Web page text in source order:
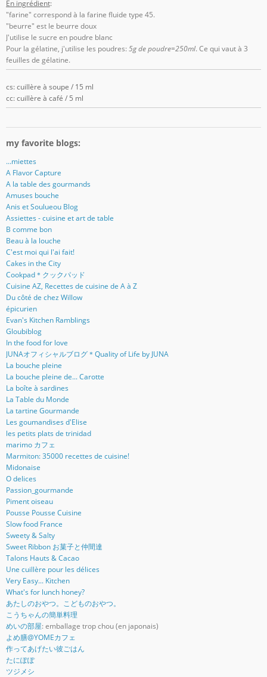
En ingrédient:
"farine" correspond à la farine fluide type 45.
"beurre" est le beurre doux
J'utilise le sucre en poudre blanc
Pour la gélatine, j'utilise les poudres: 5g de poudre=250ml. Ce qui vaut à 3
feuilles de gélatine.
cs: cuillère à soupe / 15 ml
cc: cuillère à café / 5 ml
my favorite blogs:
...miettes
A Flavor Capture
A la table des gourmands
Amuses bouche
Anis et Soulueou Blog
Assiettes - cuisine et art de table
B comme bon
Beau à la louche
C'est moi qui l'ai fait!
Cakes in the City
Cookpad＊クックパッド
Cuisine AZ, Recettes de cuisine de A à Z
Du côté de chez Willow
épicurien
Evan's Kitchen Ramblings
Gloubiblog
In the food for love
JUNAオフィシャルブログ＊Quality of Life by JUNA
La bouche pleine
La bouche pleine de... Carotte
La boîte à sardines
La Table du Monde
La tartine Gourmande
Les goumandises d'Elise
les petits plats de trinidad
marimo カフェ
Marmiton: 35000 recettes de cuisine!
Midonaise
O delices
Passion_gourmande
Piment oiseau
Pousse Pousse Cuisine
Slow food France
Sweety & Salty
Sweet Ribbon お菓子と仲間達
Talons Hauts & Cacao
Une cuillère pour les délices
Very Easy... Kitchen
What's for lunch honey?
あたしのおやつ。こどものおやつ。
こうちゃんの簡単料理
めいの部屋: emballage trop chou (en japonais)
よめ膳@YOMEカフェ
作ってあげたい彼ごはん
たにぽぽ
ツジメシ